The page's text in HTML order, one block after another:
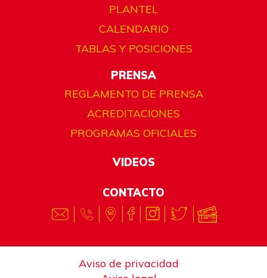
PLANTEL
CALENDARIO
TABLAS Y POSICIONES
PRENSA
REGLAMENTO DE PRENSA
ACREDITACIONES
PROGRAMAS OFICIALES
VIDEOS
CONTACTO
Aviso de privacidad